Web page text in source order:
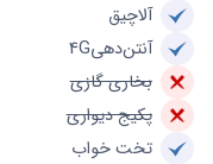
آلاچیق
آنتن‌دهی4G
بخاری گازی
پکیج دیواری
تخت خواب